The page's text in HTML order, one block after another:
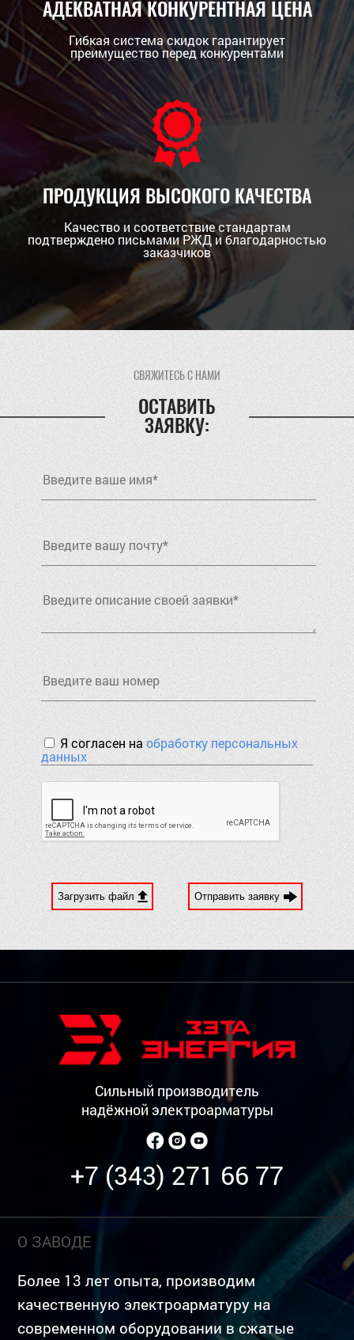
АДЕКВАТНАЯ КОНКУРЕНТНАЯ ЦЕНА
Гибкая система скидок гарантирует
преимущество перед конкурентами
ПРОДУКЦИЯ ВЫСОКОГО КАЧЕСТВА
Качество и соответствие стандартам
подтверждено письмами РЖД и благодарностью
заказчиков
СВЯЖИТЕСЬ С НАМИ
ОСТАВИТЬ
ЗАЯВКУ:
Я согласен наобработку персональных
данных
Загрузить файл Отправить заявку
Сильный производитель
надёжной электроарматуры
+7 (343) 271 66 77
О ЗАВОДЕ
Более 13 лет опыта, производим
качественную электроарматуру на
современном оборудовании в сжатые